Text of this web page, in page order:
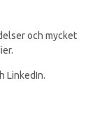
och mycket
LinkedIn.